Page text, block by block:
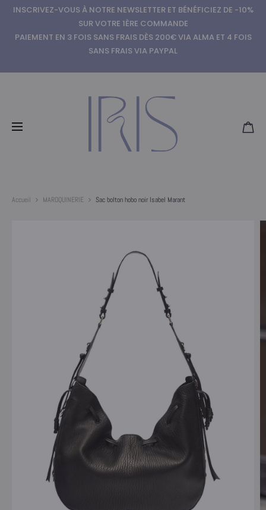
INSCRIVEZ-VOUS À NOTRE NEWSLETTER ET BÉNÉFICIEZ DE -10%
SUR VOTRE 1ÈRE COMMANDE
PAIEMENT EN 3 FOIS SANS FRAIS DÈS 200€ VIA ALMA ET 4 FOIS
SANS FRAIS VIA PAYPAL
Accueil MAROQUINERIE Sac bolton hobo noir Isabel Marant